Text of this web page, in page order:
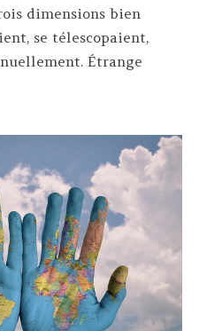
dimensions bien
se télescopaient,
Étrange